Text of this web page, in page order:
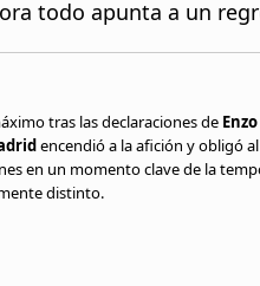
todo apunta a un
tras las declaraciones de
encendió a la afición y obligó
en un momento clave de la
distinto.